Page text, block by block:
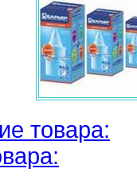
товара: